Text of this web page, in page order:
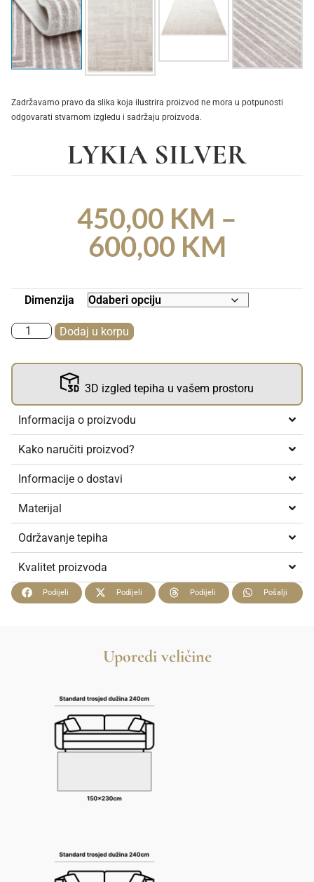
Zadržavamo pravo da slika koja ilustrira proizvod ne mora u potpunosti
odgovarati stvarnom izgledu i sadržaju proizvoda.
LYKIA SILVER
450,00 KM –
600,00 KM
Dimenzija
Dodaj u korpu
3D izgled tepiha u vašem prostoru
Informacija o proizvodu
Kako naručiti proizvod?
Informacije o dostavi
Materijal
Održavanje tepiha
Kvalitet proizvoda
Podijeli Podijeli Podijeli Pošalji
Uporedi veličine